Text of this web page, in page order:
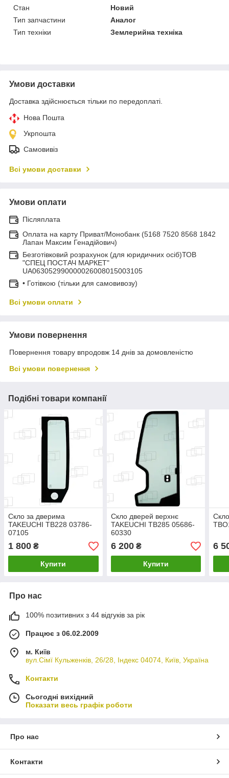
Стан
Новий
Тип запчастини
Аналог
Тип техніки
Землерийна техніка
Умови доставки
Доставка здійснюється тільки по передоплаті.
Нова Пошта
Укрпошта
Самовивіз
Всі умови доставки
Умови оплати
Післяплата
Оплата на карту Приват/Монобанк (5168 7520 8568 1842
Лапан Максим Генадійович)
Безготівковий розрахунок (для юридичних осіб)ТОВ
"СПЕЦ ПОСТАЧ МАРКЕТ"
UA063052990000026008015003105
• Готівкою (тільки для самовивозу)
Всі умови оплати
Умови повернення
Повернення товару впродовж 14 днів за домовленістю
Всі умови повернення
Подібні товари компанії
Скло за дверима
TAKEUCHI TB228 03786-
07105
1 800 ₴
Купити
Скло дверей верхнє
TAKEUCHI TB285 05686-
60330
6 200₴
Купити
6
Про нас
100% позитивних з 44 відгуків за рік
Працює з 06.02.2009
м. Київ
вул.Сімї Кульженків, 26/28, Індекс 04074, Київ, Україна
Контакти
Сьогодні вихідний
Показати весь графік роботи
Про нас
Контакти